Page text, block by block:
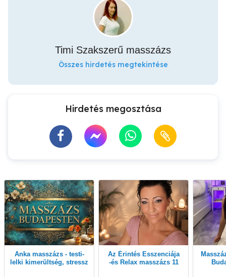
Timi Szakszerű masszázs
Összes hirdetés megtekintése
Hirdetés megosztása
Anka masszázs - testi-
lelki kimerültség, stressz
Az Érintés Esszenciája
-és Relax masszázs 11
Masszázs akár még ma!